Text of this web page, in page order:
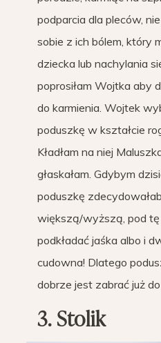
podparcia dla pleców,
sobie z ich bólem, który
dziecka lub nachylania
poprosiłam Wojtka aby
do karmienia. Wojtek
poduszkę w kształcie
Kładłam na niej
głaskałam. Gdybym
poduszkę
większą/wyższą, pod tę
podkładać jaśka albo i
cudowna! Dlatego
dobrze jest zabrać już
3. Stolik